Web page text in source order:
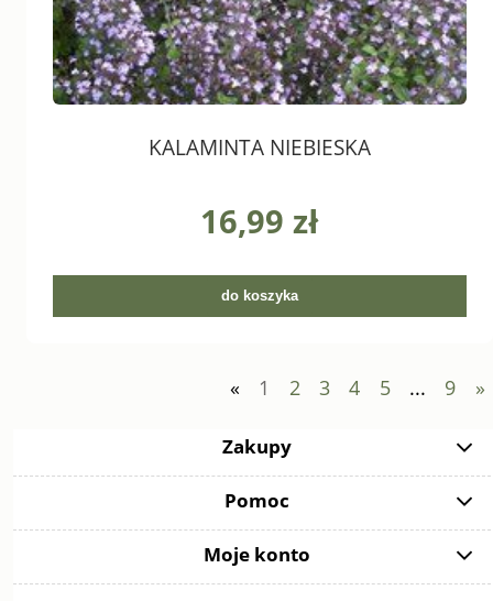
KALAMINTA NIEBIESKA
16,99 zł
do koszyka
« 1 2 3 4 5 ... 9 »
Zakupy
Pomoc
Moje konto